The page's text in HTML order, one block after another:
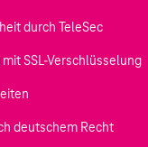
durch TeleSec
SSL-Verschlüsselung
deutschem Recht